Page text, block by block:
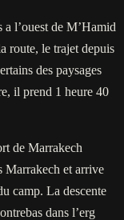
l’ouest de M’Hamid
route, le trajet depuis
des paysages
il prend 1 heure 40
de Marrakech
Marrakech et arrive
camp. La descente
dans l’erg